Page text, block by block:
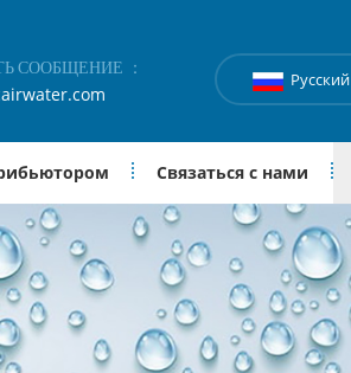
СООБЩЕНИЕ ：
Русский
Связаться с нами